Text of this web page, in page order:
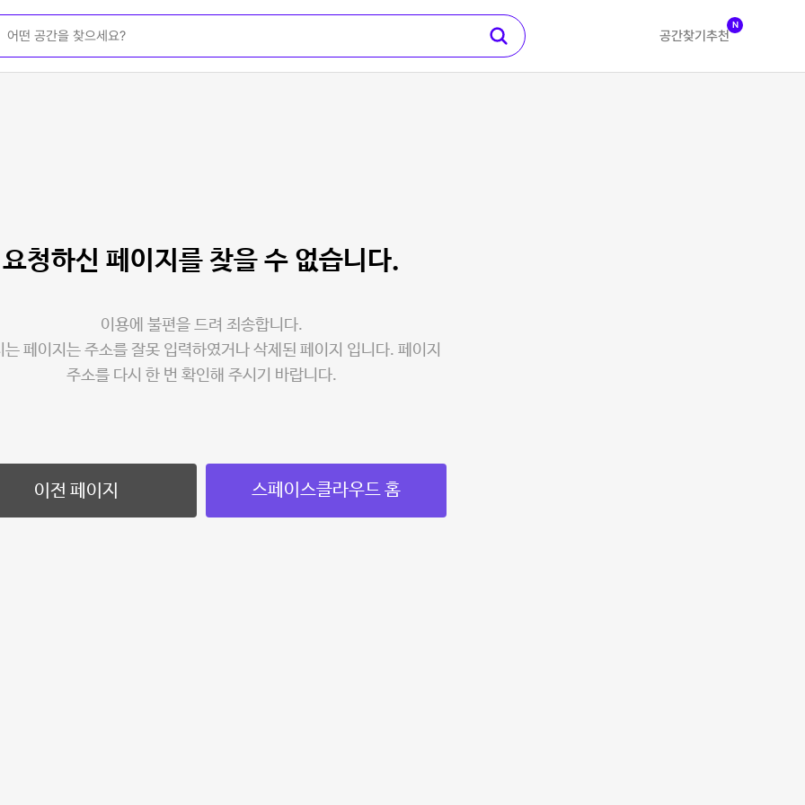
공간찾기 추천
N
요청하신 페이지를 찾을 수 없습니다.
이용에 불편을 드려 죄송합니다.
는 페이지는 주소를 잘못 입력하였거나 삭제된 페이지 입니다. 페이지
주소를 다시 한 번 확인해 주시기 바랍니다.
이전 페이지 스페이스클라우드 홈